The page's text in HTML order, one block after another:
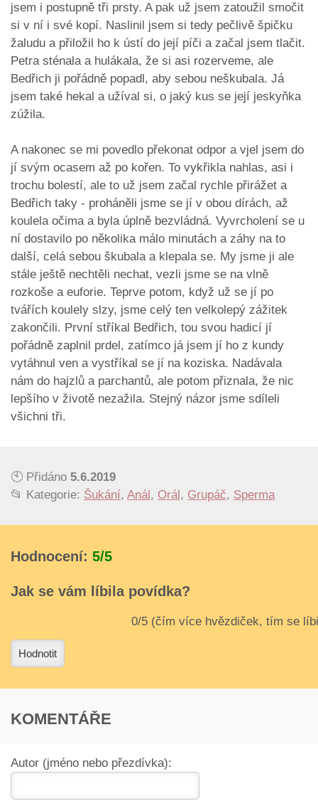
jsem i postupně tři prsty. A pak už jsem zatoužil smočit
si v ní i své kopí. Naslinil jsem si tedy pečlivě špičku
žaludu a přiložil ho k ústí do její píči a začal jsem tlačit.
Petra sténala a hulákala, že si asi rozerveme, ale
Bedřich ji pořádně popadl, aby sebou neškubala. Já
jsem také hekal a užíval si, o jaký kus se její jeskyňka
zúžila.
A nakonec se mi povedlo překonat odpor a vjel jsem do
jí svým ocasem až po kořen. To vykřikla nahlas, asi i
trochu bolestí, ale to už jsem začal rychle přirážet a
Bedřich taky - proháněli jsme se jí v obou dírách, až
koulela očima a byla úplně bezvládná. Vyvrcholení se u
ní dostavilo po několika málo minutách a záhy na to
další, celá sebou škubala a klepala se. My jsme ji ale
stále ještě nechtěli nechat, vezli jsme se na vlně
rozkoše a euforie. Teprve potom, když už se jí po
tvářích koulely slzy, jsme celý ten velkolepý zážitek
zakončili. První stříkal Bedřich, tou svou hadicí jí
pořádně zaplnil prdel, zatímco já jsem jí ho z kundy
vytáhnul ven a vystříkal se jí na koziska. Nadávala
nám do hajzlů a parchantů, ale potom přiznala, že nic
lepšího v životě nezažila. Stejný názor jsme sdíleli
všichni tři.
🕙 Přidáno 5.6.2019
📂 Kategorie: Šukání, Anál , Orál , Grupáč, Sperma
Hodnocení: 5/5
Jak se vám líbila povídka?
Hodnotit
KOMENTÁŘE
Autor (jméno nebo přezdívka):